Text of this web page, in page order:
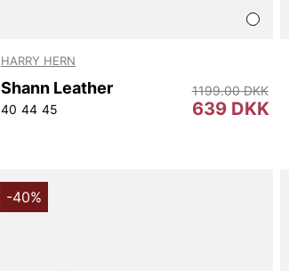
HARRY HERN
Shann Leather
40 44 45 639 DKK
1199.00 DKK
-40%